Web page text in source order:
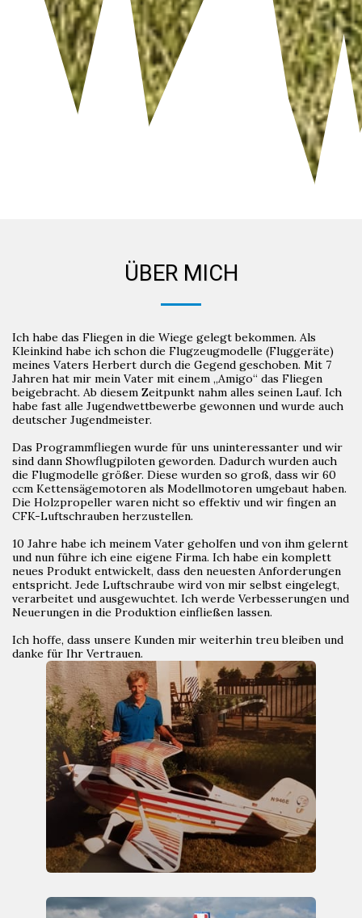
ÜBER MICH
Ich habe das Fliegen in die Wiege gelegt bekommen. Als
Kleinkind habe ich schon die Flugzeugmodelle (Fluggeräte)
meines Vaters Herbert durch die Gegend geschoben. Mit 7
Jahren hat mir mein Vater mit einem „Amigo“ das Fliegen
beigebracht. Ab diesem Zeitpunkt nahm alles seinen Lauf. Ich
habe fast alle Jugendwettbewerbe gewonnen und wurde auch
deutscher Jugendmeister.
Das Programmfliegen wurde für uns uninteressanter und wir
sind dann Showflugpiloten geworden. Dadurch wurden auch
die Flugmodelle größer. Diese wurden so groß, dass wir 60
ccm Kettensägemotoren als Modellmotoren umgebaut haben.
Die Holzpropeller waren nicht so effektiv und wir fingen an
CFK-Luftschrauben herzustellen.
10 Jahre habe ich meinem Vater geholfen und von ihm gelernt
und nun führe ich eine eigene Firma. Ich habe ein komplett
neues Produkt entwickelt, dass den neuesten Anforderungen
entspricht. Jede Luftschraube wird von mir selbst eingelegt,
verarbeitet und ausgewuchtet. Ich werde Verbesserungen und
Neuerungen in die Produktion einfließen lassen.
Ich hoffe, dass unsere Kunden mir weiterhin treu bleiben und
danke für Ihr Vertrauen.